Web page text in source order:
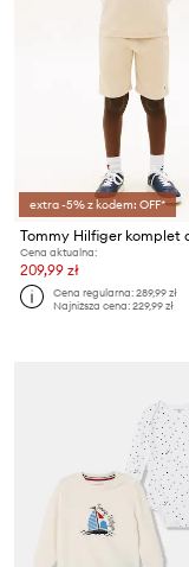
extra -5% z kodem: OFF*
Cena aktualna:
209,99 zł
Cena regularna:289,99 zł
Najniższa cena:229,99 zł